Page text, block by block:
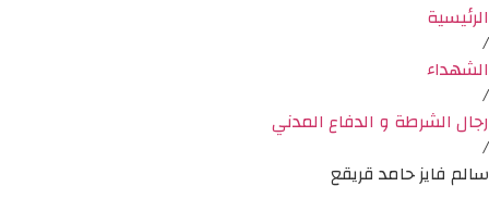
الرئيسية
/
الشهداء
/
رجال الشرطة و الدفاع المدني
/
سالم فايز حامد قريقع